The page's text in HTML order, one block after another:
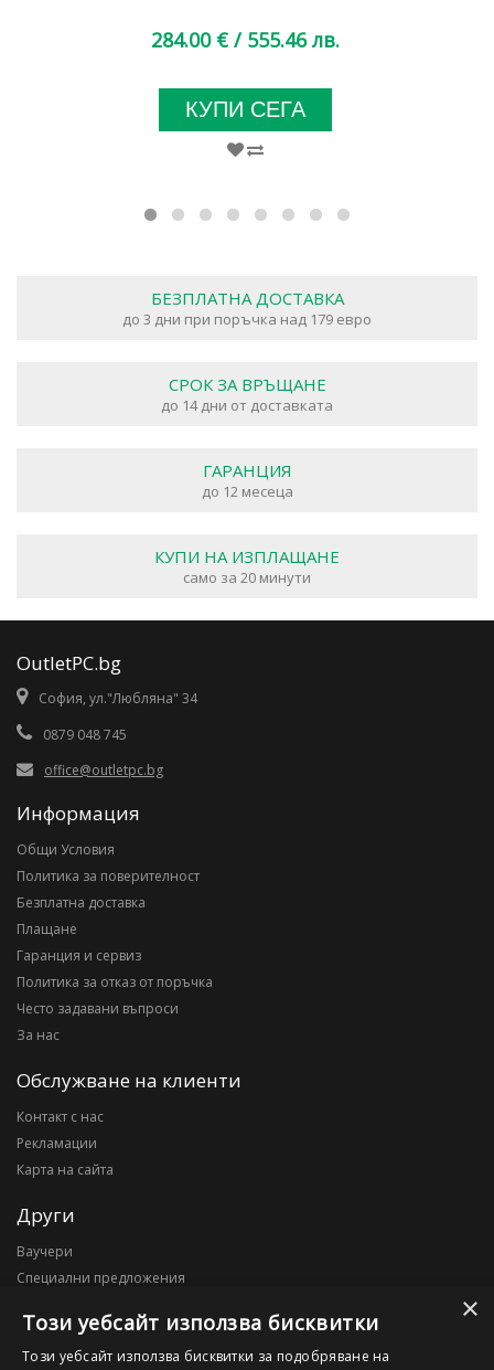
284.00 € / 555.46 лв.
КУПИ СЕГА
БЕЗПЛАТНА ДОСТАВКА
до 3 дни при поръчка над 179 евро
СРОК ЗА ВРЪЩАНЕ
до 14 дни от доставката
ГАРАНЦИЯ
до 12 месеца
КУПИ НА ИЗПЛАЩАНЕ
само за 20 минути
OutletPC.bg
София, ул."Любляна" 34
0879 048 745
office@outletpc.bg
Информация
Общи Условия
Политика за поверителност
Безплатна доставка
Плащане
Гаранция и сервиз
Политика за отказ от поръчка
Често задавани въпроси
За нас
Обслужване на клиенти
Контакт с нас
Рекламации
Карта на сайта
Други
Ваучери
Специални предложения
Моят профил
×
Този уебсайт използва бисквитки
Този уебсайт използва бисквитки за подобряване на